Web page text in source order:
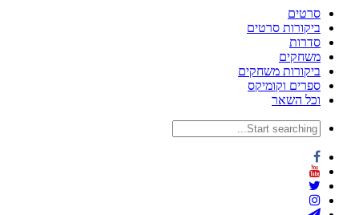
סרטים
ביקורות סרטים
סדרות
משחקים
ביקורות משחקים
ספרים וקומיקס
וכל השאר